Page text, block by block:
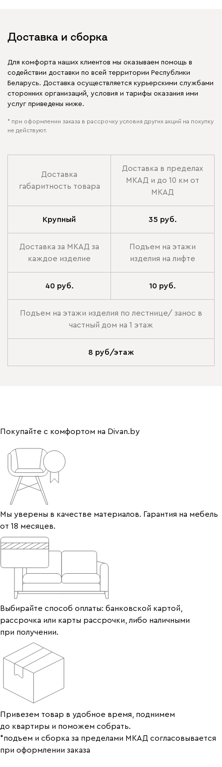
Доставка и сборка
Для комфорта наших клиентов мы оказываем помощь в
содействии доставки по всей территории Республики
Беларусь. Доставка осуществляется курьерскими службами
сторонних организаций, условия и тарифы оказания ими
услуг приведены ниже.
* при оформлении заказа в рассрочку условия других акций на покупку
не действуют.
Доставка
габаритность товара
Доставка в пределах
МКАД и до 10 км от
МКАД
Крупный 35 руб.
Доставка за МКАД за
каждое изделие
Подъем на этажи
изделия на лифте
40 руб. 10 руб.
Подъем на этажи изделия по лестнице/ занос в
частный дом на 1 этаж
8 руб/этаж
Покупайте с комфортом на Divan.by
Мы уверены в качестве материалов. Гарантия на мебель
от 18 месяцев.
Выбирайте способ оплаты: банковской картой,
рассрочка или карты рассрочки, либо наличными
при получении.
Привезем товар в удобное время, поднимем
до квартиры и поможем собрать.
*подъем и сборка за пределами МКАД согласовывается
при оформлении заказа